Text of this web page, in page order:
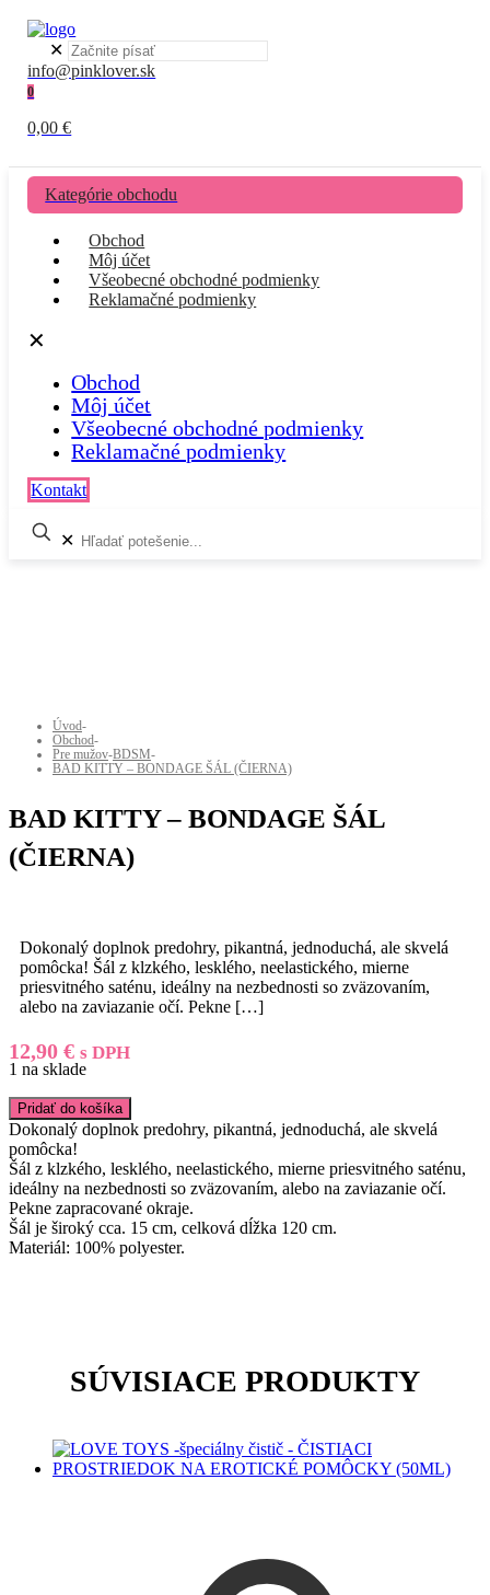
✕
info@pinklover.sk
0
0,00 €
Kategórie obchodu
Obchod
Môj účet
Všeobecné obchodné podmienky
Reklamačné podmienky
✕
Obchod
Môj účet
Všeobecné obchodné podmienky
Reklamačné podmienky
Kontakt
✕
Úvod-
Obchod-
Pre mužov-BDSM-
BAD KITTY – BONDAGE ŠÁL (ČIERNA)
BAD KITTY – BONDAGE ŠÁL
(ČIERNA)
Dokonalý doplnok predohry, pikantná, jednoduchá, ale skvelá
pomôcka! Šál z klzkého, lesklého, neelastického, mierne
priesvitného saténu, ideálny na nezbednosti so zväzovaním,
alebo na zaviazanie očí. Pekne […]
12,90 € s DPH
1 na sklade
množstvo
BAD
KITTY
-
BONDAGE
ŠÁL
(ČIERNA)
Pridať do košíka
Dokonalý doplnok predohry, pikantná, jednoduchá, ale skvelá
pomôcka!
Šál z klzkého, lesklého, neelastického, mierne priesvitného saténu,
ideálny na nezbednosti so zväzovaním, alebo na zaviazanie očí.
Pekne zapracované okraje.
Šál je široký cca. 15 cm, celková dĺžka 120 cm.
Materiál: 100% polyester.
SÚVISIACE PRODUKTY